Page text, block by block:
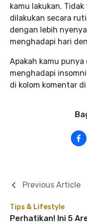
kamu lakukan.
dilakukan secara
dengan lebih
menghadapi hari
Apakah kamu
menghadapi
di kolom komentar
Tips & Lifestyle
Perhatikan! Ini 5
Previous Article